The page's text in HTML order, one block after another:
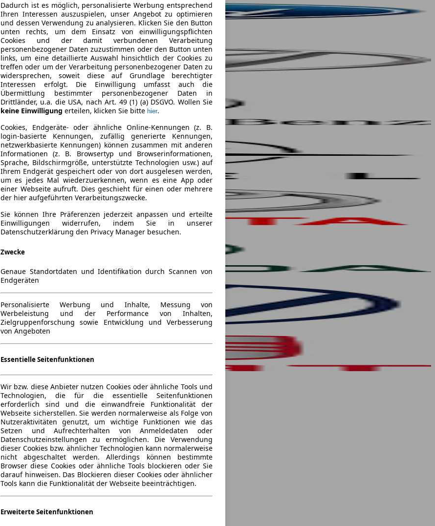
Dadurch ist es möglich, personalisierte Werbung entsprechend
Ihren Interessen auszuspielen, unser Angebot zu optimieren
und dessen Verwendung zu analysieren. Klicken Sie den Button
unten rechts, um dem Einsatz von einwilligungspflichten
Cookies und der damit verbundenen Verarbeitung
personenbezogener Daten zuzustimmen oder den Button unten
links, um eine detaillierte Auswahl hinsichtlich der Cookies zu
treffen oder um der Verarbeitung personenbezogener Daten zu
widersprechen, soweit diese auf Grundlage berechtigter
Interessen erfolgt. Die Einwilligung umfasst auch die
Übermittlung bestimmter personenbezogener Daten in
Drittländer, u.a. die USA, nach Art. 49 (1) (a) DSGVO. Wollen Sie
keine Einwilligung erteilen, klicken Sie bitte hier.
Cookies, Endgeräte- oder ähnliche Online-Kennungen (z. B.
login-basierte Kennungen, zufällig generierte Kennungen,
netzwerkbasierte Kennungen) können zusammen mit anderen
Informationen (z. B. Browsertyp und Browserinformationen,
Sprache, Bildschirmgröße, unterstützte Technologien usw.) auf
Ihrem Endgerät gespeichert oder von dort ausgelesen werden,
um es jedes Mal wiederzuerkennen, wenn es eine App oder
einer Webseite aufruft. Dies geschieht für einen oder mehrere
der hier aufgeführten Verarbeitungszwecke.
Sie können Ihre Präferenzen jederzeit anpassen und erteilte
Einwilligungen widerrufen, indem Sie in unserer
Datenschutzerklärung den Privacy Manager besuchen.
Zwecke
Genaue Standortdaten und Identifikation durch Scannen von
Endgeräten
Personalisierte Werbung und Inhalte, Messung von
Werbeleistung und der Performance von Inhalten,
Zielgruppenforschung sowie Entwicklung und Verbesserung
von Angeboten
Essentielle Seitenfunktionen
Wir bzw. diese Anbieter nutzen Cookies oder ähnliche Tools und
Technologien, die für die essentielle Seitenfunktionen
erforderlich sind und die einwandfreie Funktionalität der
Webseite sicherstellen. Sie werden normalerweise als Folge von
Nutzeraktivitäten genutzt, um wichtige Funktionen wie das
Setzen und Aufrechterhalten von Anmeldedaten oder
Datenschutzeinstellungen zu ermöglichen. Die Verwendung
dieser Cookies bzw. ähnlicher Technologien kann normalerweise
nicht abgeschaltet werden. Allerdings können bestimmte
Browser diese Cookies oder ähnliche Tools blockieren oder Sie
darauf hinweisen. Das Blockieren dieser Cookies oder ähnlicher
Tools kann die Funktionalität der Webseite beeinträchtigen.
Erweiterte Seitenfunktionen